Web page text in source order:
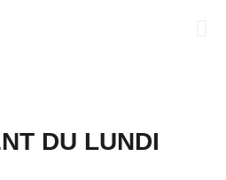
DU LUNDI